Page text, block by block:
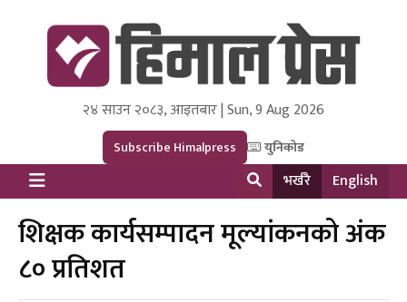
Himal Press
Dot NewsyNepal Media and Research Pvt Ltd.
२४ साउन २०८३, आइतबार | Sun, 9 Aug 2026
Subscribe Himalpress युनिकोड
भर्खरै English
शिक्षक कार्यसम्पादन मूल्यांकनको अंक
८० प्रतिशत